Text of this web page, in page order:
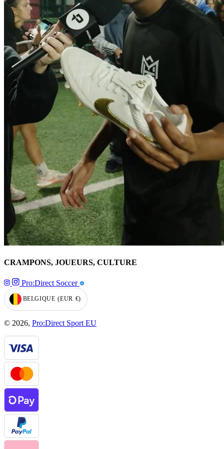
CRAMPONS, JOUEURS, CULTURE
Pro:Direct Soccer
GEOLOCATION BUTTON: BELGIQUE, EUR, €
BELGIQUE (EUR €)
© 2026, Pro:Direct Sport EU